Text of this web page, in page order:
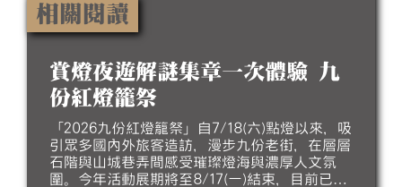
相關閱讀
賞燈夜遊解謎集章一次體驗 九
份紅燈籠祭
「2026九份紅燈籠祭」自7/18(六)點燈以來，吸
引眾多國內外旅客造訪，漫步九份老街，在層層
石階與山城巷弄間感受璀璨燈海與濃厚人文氛
圍。今年活動展期將至8/17(一)結束，目前已進